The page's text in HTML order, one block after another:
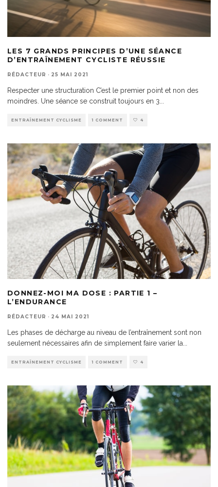
LES 7 GRANDS PRINCIPES D’UNE SÉANCE
D’ENTRAÎNEMENT CYCLISTE RÉUSSIE
RÉDACTEUR · 25 MAI 2021
Respecter une structuration C’est le premier point et non des
moindres. Une séance se construit toujours en 3
ENTRAÎNEMENT CYCLISME 1 COMMENT 4
DONNEZ-MOI MA DOSE : PARTIE 1 –
L’ENDURANCE
RÉDACTEUR · 24 MAI 2021
Les phases de décharge au niveau de l’entraînement sont non
seulement nécessaires afin de simplement faire varier la
ENTRAÎNEMENT CYCLISME 1 COMMENT 4